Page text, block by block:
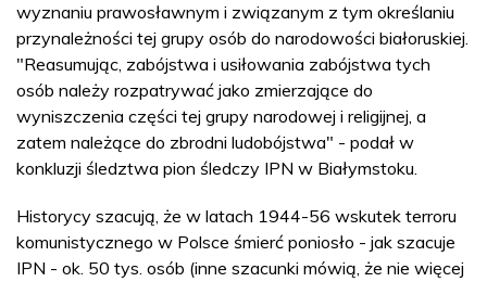
wyznaniu prawosławnym i związanym z tym określaniu
przynależności tej grupy osób do narodowości białoruskiej.
"Reasumując, zabójstwa i usiłowania zabójstwa tych
osób należy rozpatrywać jako zmierzające do
wyniszczenia części tej grupy narodowej i religijnej, a
zatem należące do zbrodni ludobójstwa" - podał w
konkluzji śledztwa pion śledczy IPN w Białymstoku.
Historycy szacują, że w latach 1944-56 wskutek terroru
komunistycznego w Polsce śmierć poniosło - jak szacuje
IPN - ok. 50 tys. osób (inne szacunki mówią, że nie więcej